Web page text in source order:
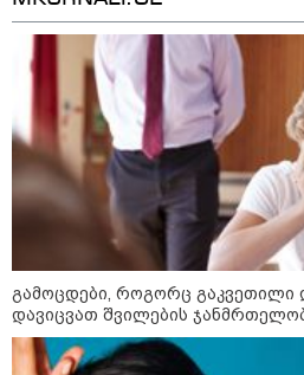
ბაქომ
მქონე
კატეგორიის ყველა
გამოცდები, როგორც გაკვეთილი
დავიცვათ შვილების